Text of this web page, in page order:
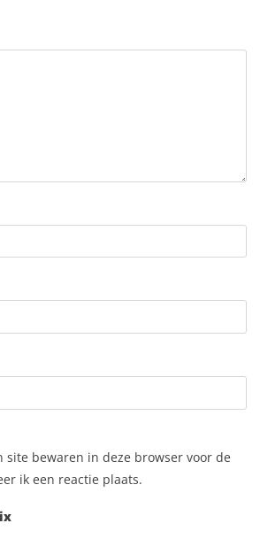
site bewaren in deze browser voor de
ik een reactie plaats.